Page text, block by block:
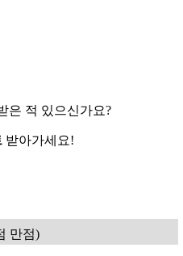
은 적 있으신가요?
받아가세요!
만점)